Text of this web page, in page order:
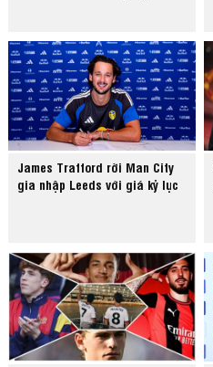
James Trafford rời Man City
gia nhập Leeds với giá kỷ lục